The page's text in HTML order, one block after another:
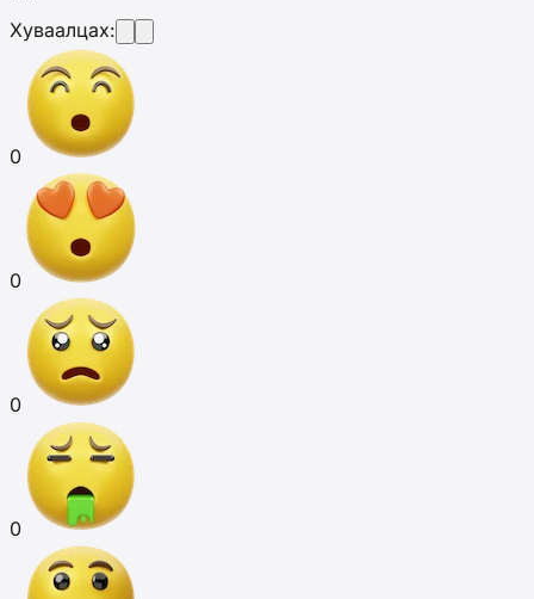
Хуваалцах:
0
0
0
0